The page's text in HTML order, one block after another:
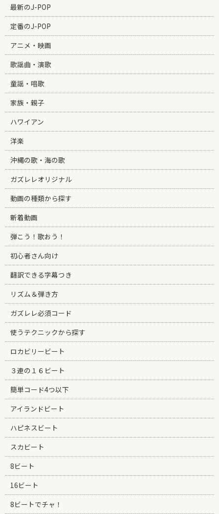
最新のJ-POP
定番のJ-POP
アニメ・映画
歌謡曲・演歌
童謡・唱歌
家族・親子
ハワイアン
洋楽
沖縄の歌・海の歌
ガズレレオリジナル
動画の種類から探す
新着動画
弾こう！歌おう！
初心者さん向け
翻訳できる字幕つき
リズム＆弾き方
ガズレレ必須コード
使うテクニックから探す
ロカビリービート
３連の１６ビート
簡単コード4つ以下
アイランドビート
ハピネスビート
スカビート
8ビート
16ビート
8ビートでチャ！